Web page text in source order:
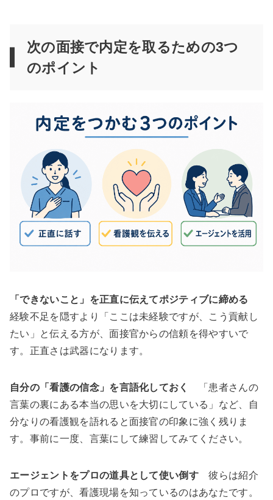
次の面接で内定を取るための3つ
のポイント
「できないこと」を正直に伝えてポジティブに締める
経験不足を隠すより「ここは未経験ですが、こう貢献し
たい」と伝える方が、面接官からの信頼を得やすいで
す。正直さは武器になります。
自分の「看護の信念」を言語化しておく
「患者さんの
言葉の裏にある本当の思いを大切にしている」など、自
分なりの看護観を語れると面接官の印象に強く残りま
す。事前に一度、言葉にして練習してみてください。
エージェントをプロの道具として使い倒す 彼らは紹介
のプロですが、看護現場を知っているのはあなたです。